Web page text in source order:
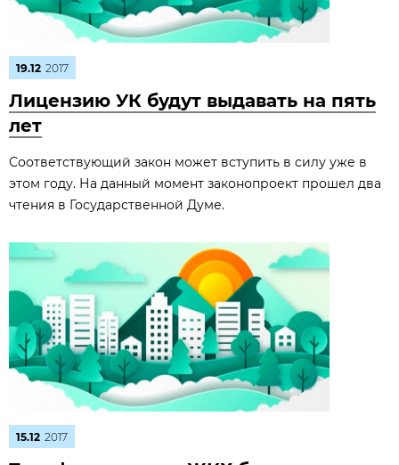
19.12 2017
Лицензию УК будут выдавать на пять
лет
Соответствующий закон может вступить в силу уже в
этом году. На данный момент законопроект прошел два
чтения в Государственной Думе.
15.12 2017